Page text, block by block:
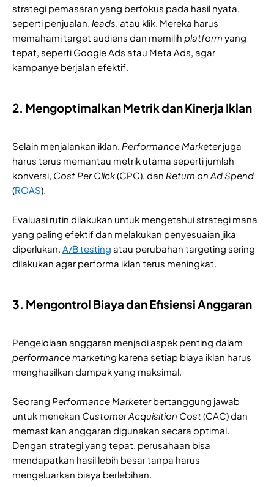
strategi pemasaran yang berfokus pada hasil nyata,
seperti penjualan, leads, atau klik. Mereka harus
memahami target audiens dan memilih platform yang
tepat, seperti Google Ads atau Meta Ads, agar
kampanye berjalan efektif.
2. Mengoptimalkan Metrik dan Kinerja Iklan
Selain menjalankan iklan, Performance Marketerjuga
harus terus memantau metrik utama seperti jumlah
konversi, Cost Per Click(CPC), dan Return on Ad Spend
(ROAS).
Evaluasi rutin dilakukan untuk mengetahui strategi mana
yang paling efektif dan melakukan penyesuaian jika
diperlukan. A/B testing atau perubahan targeting sering
dilakukan agar performa iklan terus meningkat.
3. Mengontrol Biaya dan Efisiensi Anggaran
Pengelolaan anggaran menjadi aspek penting dalam
performance marketing karena setiap biaya iklan harus
menghasilkan dampak yang maksimal.
Seorang Performance Marketerbertanggung jawab
untuk menekan Customer Acquisition Cost(CAC) dan
memastikan anggaran digunakan secara optimal.
Dengan strategi yang tepat, perusahaan bisa
mendapatkan hasil lebih besar tanpa harus
mengeluarkan biaya berlebihan.